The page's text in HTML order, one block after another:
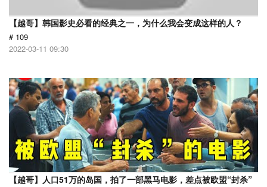
【越哥】韩国影史必看的经典之一，为什么我会变成这样的人？
# 109
2022-03-11 09:30
【越哥】人口51万的岛国，拍了一部黑马电影，差点被欧盟“封杀”